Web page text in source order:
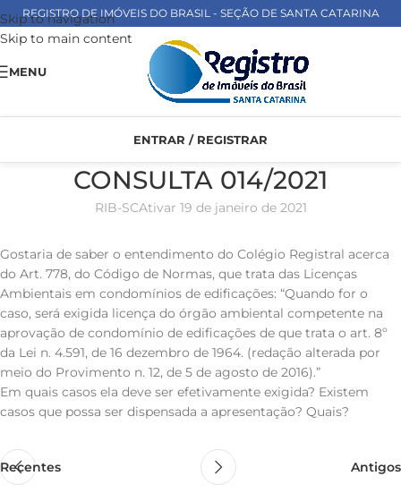
Skip to navigation
Skip to main content
REGISTRO DE IMÓVEIS DO BRASIL - SEÇÃO DE SANTA CATARINA
MENU
ENTRAR / REGISTRAR
CONSULTA 014/2021
RIB-SCAtivar 19 de janeiro de 2021
Gostaria de saber o entendimento do Colégio Registral acerca
do Art. 778, do Código de Normas, que trata das Licenças
Ambientais em condomínios de edificações: “Quando for o
caso, será exigida licença do órgão ambiental competente na
aprovação de condomínio de edificações de que trata o art. 8º
da Lei n. 4.591, de 16 dezembro de 1964. (redação alterada por
meio do Provimento n. 12, de 5 de agosto de 2016).”
Em quais casos ela deve ser efetivamente exigida? Existem
casos que possa ser dispensada a apresentação? Quais?
Recentes Antigos